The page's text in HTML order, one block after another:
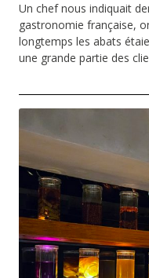
Un chef nous indiquait
gastronomie française,
longtemps les abats
une grande partie des